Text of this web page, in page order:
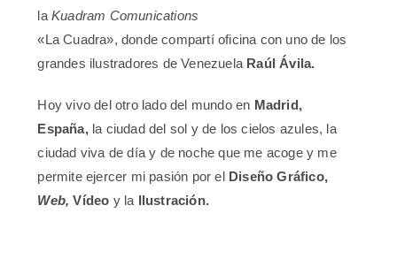
laKuadram Comunications
«La Cuadra», donde compartí oficina con uno de los
grandes ilustradores de Venezuela Raúl Ávila.
Hoy vivo del otro lado del mundo en Madrid,
España,la ciudad del sol y de los cielos azules, la
ciudad viva de día y de noche que me acoge y me
permite ejercer mi pasión por el Diseño Gráfico,
Web, Vídeo y la Ilustración.